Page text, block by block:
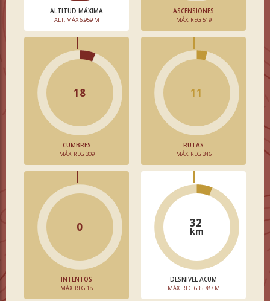
ALTITUD MÁXIMA
ALT. MÁX 6.959 M
ASCENSIONES
MÁX. REG 519
18
CUMBRES
MÁX. REG 309
11
RUTAS
MÁX. REG 346
0
INTENTOS
MÁX. REG 18
32
km
DESNIVEL ACUM
MÁX. REG 635.787 M